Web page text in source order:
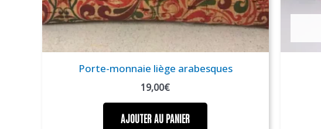
Porte-monnaie liège arabesques
19,00€
AJOUTER AU PANIER